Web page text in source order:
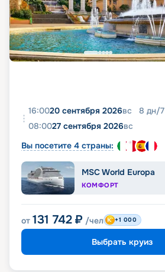
16:0020 сентября 2026вс 8 дн/7
08:0027 сентября 2026вс
Вы посетите 4 страны:
MSC World Europa
КОМФОРТ
от 131 742 ₽ /чел +1 000
Выбрать круиз